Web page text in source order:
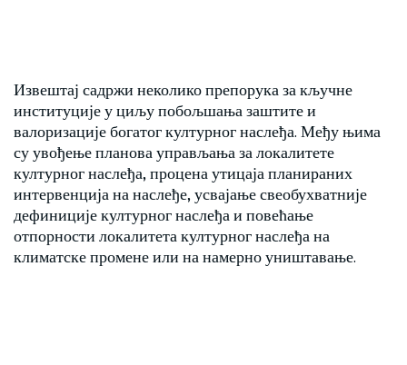
Извештај садржи неколико препорука за кључне
институције у циљу побољшања заштите и
валоризације богатог културног наслеђа. Међу њима
су увођење планова управљања за локалитете
културног наслеђа, процена утицаја планираних
интервенција на наслеђе, усвајање свеобухватније
дефиниције културног наслеђа и повећање
отпорности локалитета културног наслеђа на
климатске промене или на намерно уништавање.